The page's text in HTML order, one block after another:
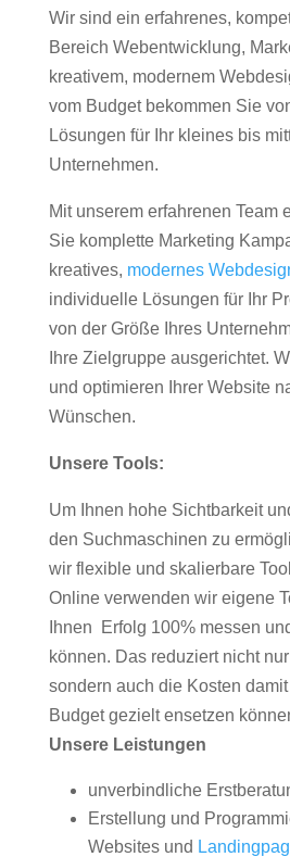
Wir sind ein erfahrenes,
Bereich Webentwicklung,
kreativem, modernem
vom Budget bekommen Sie
Lösungen für Ihr kleines bis
Unternehmen.
Mit unserem erfahrenen Team
Sie komplette Marketing
kreatives, modernes
individuelle Lösungen für Ihr
von der Größe Ihres
Ihre Zielgruppe ausgerichtet.
und optimieren Ihrer Website
Wünschen.
Unsere Tools:
Um Ihnen hohe Sichtbarkeit
den Suchmaschinen zu
wir flexible und skalierbare
Online verwenden wir eigene
Ihnen Erfolg 100% messen
können. Das reduziert nicht
sondern auch die Kosten
Budget gezielt ensetzen
Unsere Leistungen
unverbindliche
Erstellung und
Websites und